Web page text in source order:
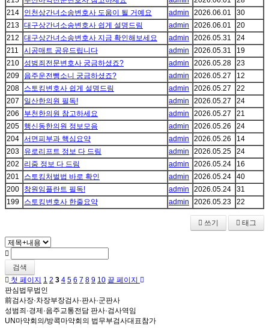
214
인천상간녀소송변호사 도움이 될 거예요 admin 2026.06.01
30
213 대구상간녀소송변호사 쉽게 설명드림 admin 2026.06.01
20
212
대구상간녀소송변호사 지금 확인해보세요 admin 2026.05.31
24
211
시공매트 공유드립니다 admin 2026.05.31
19
210 성범죄전문변호사 궁금하셨죠? admin 2026.05.28
23
209
음주운전뺑소니 궁금하셨죠? admin 2026.05.27
12
208
스토킹변호사 쉽게 설명드림 admin 2026.05.27
22
207
일산한의원 필독! admin 2026.05.27
24
206
부천한의원 참고하세요 admin 2026.05.27
21
205 행신동한의원 정보모음 admin 2026.05.26
24
204 서면피부과 핵심요약 admin 2026.05.26
14
203
유로리프트 정보 다 드림 admin 2026.05.25
24
202
리줌 정보 다 드림 admin 2026.05.24
16
201
스토킹처벌법 바로 확인 admin 2026.05.24
40
200
창원임플란트 필독! admin 2026.05.24
31
199
스토킹변호사 한줄요약 admin 2026.05.23 22
쓰기 태그
검색
첫 페이지 1 2 3 4 5 6 7 8 9 10 끝 페이지
판심법무법인
前검사장·차장부장검사·판사·군판사
성범죄·경제·음주교통전담 판사·검사역임
UN마약회의/방콕마약회의 법무부검사대표참가